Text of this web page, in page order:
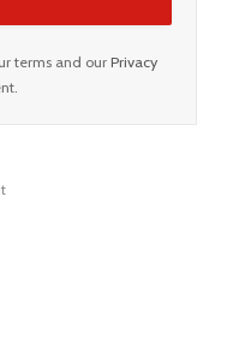
terms and ourPrivacy